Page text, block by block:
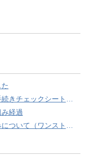
シート」を導入しました
経過
トップサービス推進事業）